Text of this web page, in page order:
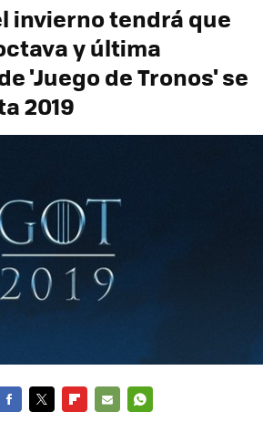
invierno tendrá que
y última
'Juego de Tronos' se
2019